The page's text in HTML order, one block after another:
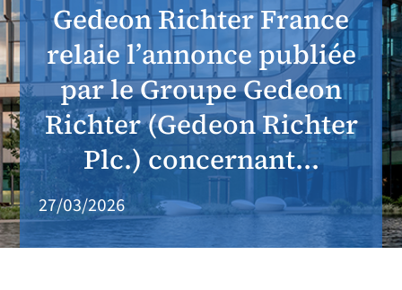
Gedeon Richter France
relaie l’annonce publiée
par le Groupe Gedeon
Richter (Gedeon Richter
Plc.) concernant...
27/03/2026